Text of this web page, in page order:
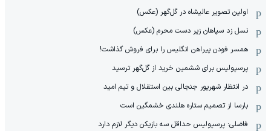
اولین تصویر عالیشاه در گل‌گهر (عکس)
نسل زد سپاهان زیر دست محرم (عکس)
همسر فودن پیراهن انگلیس را برای فروش گذاشت!
پرسپولیس برای ششمین خرید از گل‌گهر ترسید
در انتظار شهریور جنجالی بین استقلال و تیم امید
بارسا از تصمیم ستاره هلندی خشمگین است
فاضلی: پرسپولیس حداقل سه بازیکن دیگر لازم دارد